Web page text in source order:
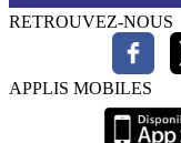
RETROUVEZ-NOUS
APPLIS MOBILES